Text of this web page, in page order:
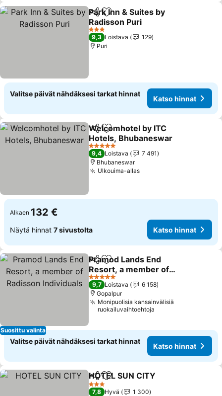
Jaa Lisää suosikkeihin
Park Inn & Suites by
Radisson Puri
Katso hinnat
3 Tähtiluokitus
9,3 Loistava
129
Puri
Valitse päivät nähdäksesi tarkat hinnat
Katso hinnat
Jaa Lisää suosikkeihin
Welcomhotel by ITC
Hotels, Bhubaneswar
Katso hinnat
5 Tähtiluokitus
9,4 Loistava
7 491
Bhubaneswar
Ulkouima-allasKatso hinnat
Alkaen 132 €
Näytä hinnat 7 sivustolta Katso hinnat
Suosittu valinta
Jaa Lisää suosikkeihin
Pramod Lands End
Resort, a member of
Radisson Individuals
Katso hinnat
5 Tähtiluokitus
9,7 Loistava
6 158
Gopalpur
Monipuolisia kansainvälisiä
ruokailuvaihtoehtoja
Valitse päivät nähdäksesi tarkat hinnat
Katso hinnat
Jaa Lisää suosikkeihin
HOTEL SUN CITY
3 Tähtiluokitus
7,8 Hyvä
1 300